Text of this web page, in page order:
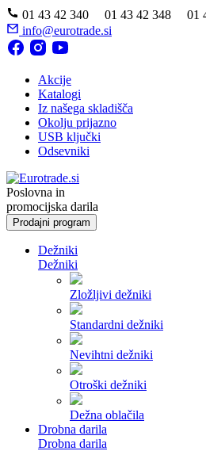
01 43 42 340 01 43 42 348 01
info@eurotrade.si
Akcije
Katalogi
Iz našega skladišča
Okolju prijazno
USB ključki
Odsevniki
Poslovna in
promocijska darila
Prodajni program
Dežniki
Dežniki
Zložljivi dežniki
Standardni dežniki
Nevihtni dežniki
Otroški dežniki
Dežna oblačila
Drobna darila
Drobna darila